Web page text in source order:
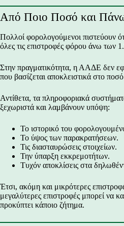
Από Ποιο Ποσό και
Πολλοί φορολογούμενοι πιστεύουν
όλες τις επιστροφές φόρου άνω των
Στην πραγματικότητα, η ΑΑΔΕ δεν
που βασίζεται αποκλειστικά στο
Αντίθετα, τα πληροφοριακά
ξεχωριστά και λαμβάνουν υπόψη:
Το ιστορικό του
Το ύψος των παρακρατήσεων.
Τις διασταυρώσεις στοιχείων.
Την ύπαρξη εκκρεμοτήτων.
Τυχόν αποκλίσεις στα
Έτσι, ακόμη και μικρότερες
μεγαλύτερες επιστροφές μπορεί να
προκύπτει κάποιο ζήτημα.